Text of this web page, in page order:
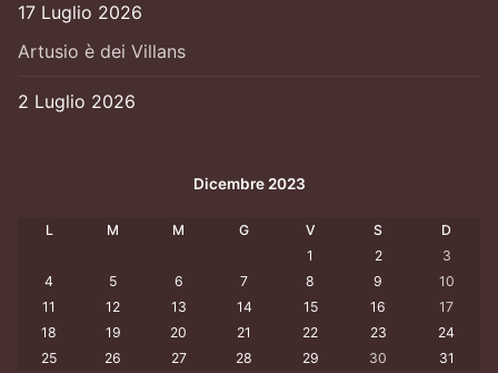
17 Luglio 2026
Artusio è dei Villans
2 Luglio 2026
Dicembre 2023
L M M G V S
D
1
2
3
4
5 6 7 8 9
10
11
12 13 14 15 16
17
18
19 20 21 22 23
24
25
26 27 28 29 30 31